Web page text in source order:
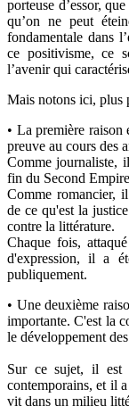
porteuse d’essor,
qu’on ne peut
fondamentale dans
ce positivisme, ce
l’avenir qui
Mais notons ici, plus
• La première
preuve au cours des
Comme journaliste,
fin du Second
Comme romancier,
de ce qu'est la
contre la littérature.
Chaque fois,
d'expression, il a
publiquement.
• Une deuxième
importante. C'est la
le développement
Sur ce sujet, il est
contemporains, et il
vit dans un milieu